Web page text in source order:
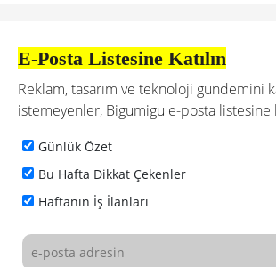
E-Posta Listesine Katılın
Reklam, tasarım ve teknoloji gündemini
istemeyenler, Bigumigu e-posta listesine
Günlük Özet
Bu Hafta Dikkat Çekenler
Haftanın İş İlanları